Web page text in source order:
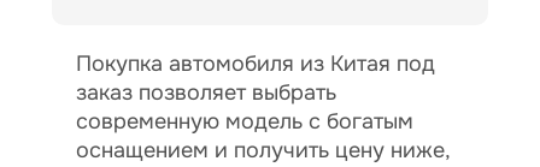
Покупка автомобиля из Китая под
заказ позволяет выбрать
современную модель с богатым
оснащением и получить цену ниже,